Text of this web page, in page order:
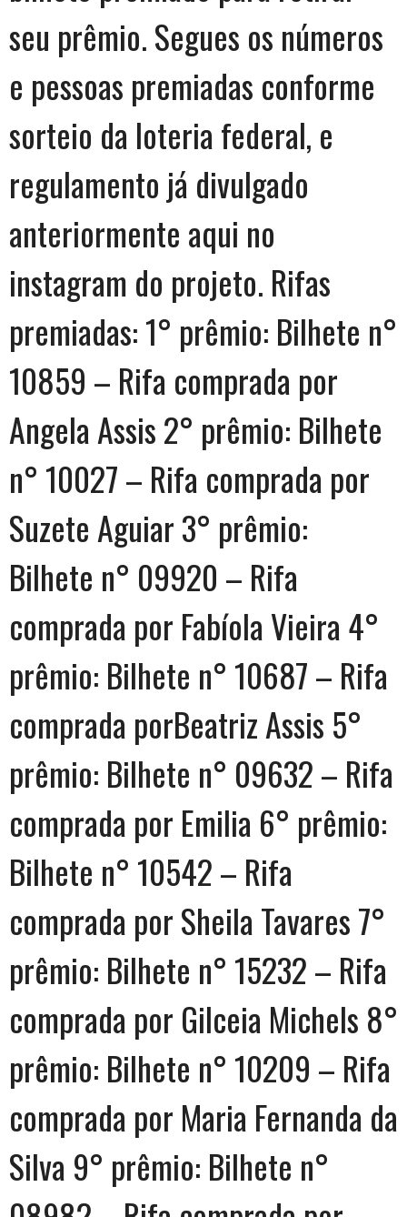
seu prêmio. Segues os números
e pessoas premiadas conforme
sorteio da loteria federal, e
regulamento já divulgado
anteriormente aqui no
instagram do projeto. Rifas
premiadas: 1° prêmio: Bilhete n°
10859 – Rifa comprada por
Angela Assis 2° prêmio: Bilhete
n° 10027 – Rifa comprada por
Suzete Aguiar 3° prêmio:
Bilhete n° 09920 – Rifa
comprada por Fabíola Vieira 4°
prêmio: Bilhete n° 10687 – Rifa
comprada porBeatriz Assis 5°
prêmio: Bilhete n° 09632 – Rifa
comprada por Emilia 6° prêmio:
Bilhete n° 10542 – Rifa
comprada por Sheila Tavares 7°
prêmio: Bilhete n° 15232 – Rifa
comprada por Gilceia Michels 8°
prêmio: Bilhete n° 10209 – Rifa
comprada por Maria Fernanda da
Silva 9° prêmio: Bilhete n°